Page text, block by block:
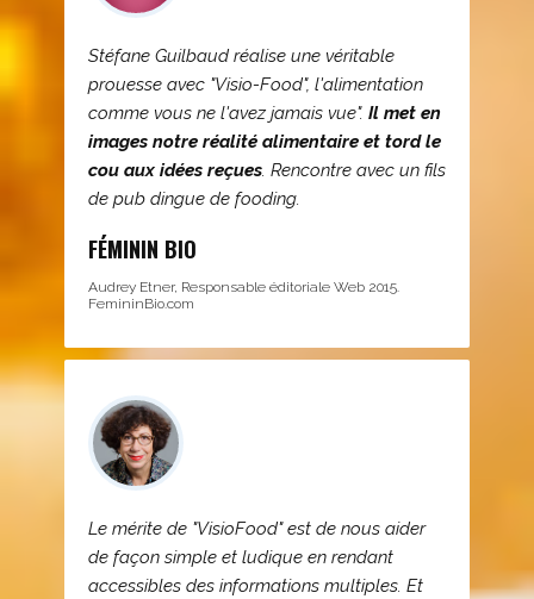
Stéfane Guilbaud réalise une véritable
prouesse avec "Visio-Food", l'alimentation
comme vous ne l'avez jamais vue". Il met en
images notre réalité alimentaire et tord le
cou aux idées reçues. Rencontre avec un fils
de pub dingue de fooding.
FÉMININ BIO
Audrey Etner, Responsable éditoriale Web 2015.
FemininBio.com
Le mérite de "VisioFood" est de nous aider
de façon simple et ludique en rendant
accessibles des informations multiples. Et